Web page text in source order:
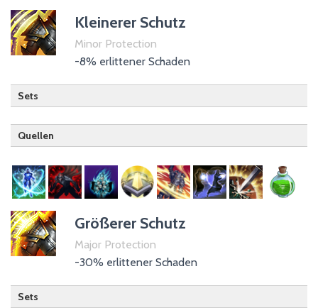
Kleinerer Schutz
Minor Protection
-8% erlittener Schaden
Sets
Quellen
Nachtklinge
Nekromant
Templer (passiv)
Kriegergilde
Psijik-Orden
Größerer Schutz
Major Protection
-30% erlittener Schaden
Sets